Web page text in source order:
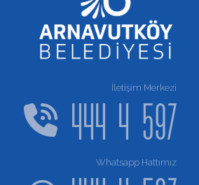
İletişim Merkezi
444 4 597
Whatsapp Hattımız